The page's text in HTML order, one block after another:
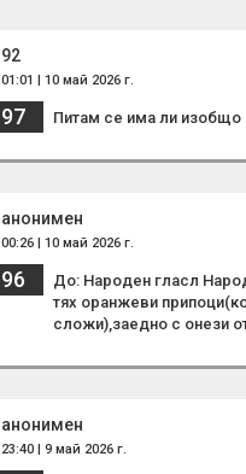
92
01:01 | 10 май 2026 г.
97 Питам се има ли изобщо
анонимен
00:26 | 10 май 2026 г.
96
До: Народен гласл
тях оранжеви
сложи),заедно с онези
анонимен
23:40 | 9 май 2026 г.